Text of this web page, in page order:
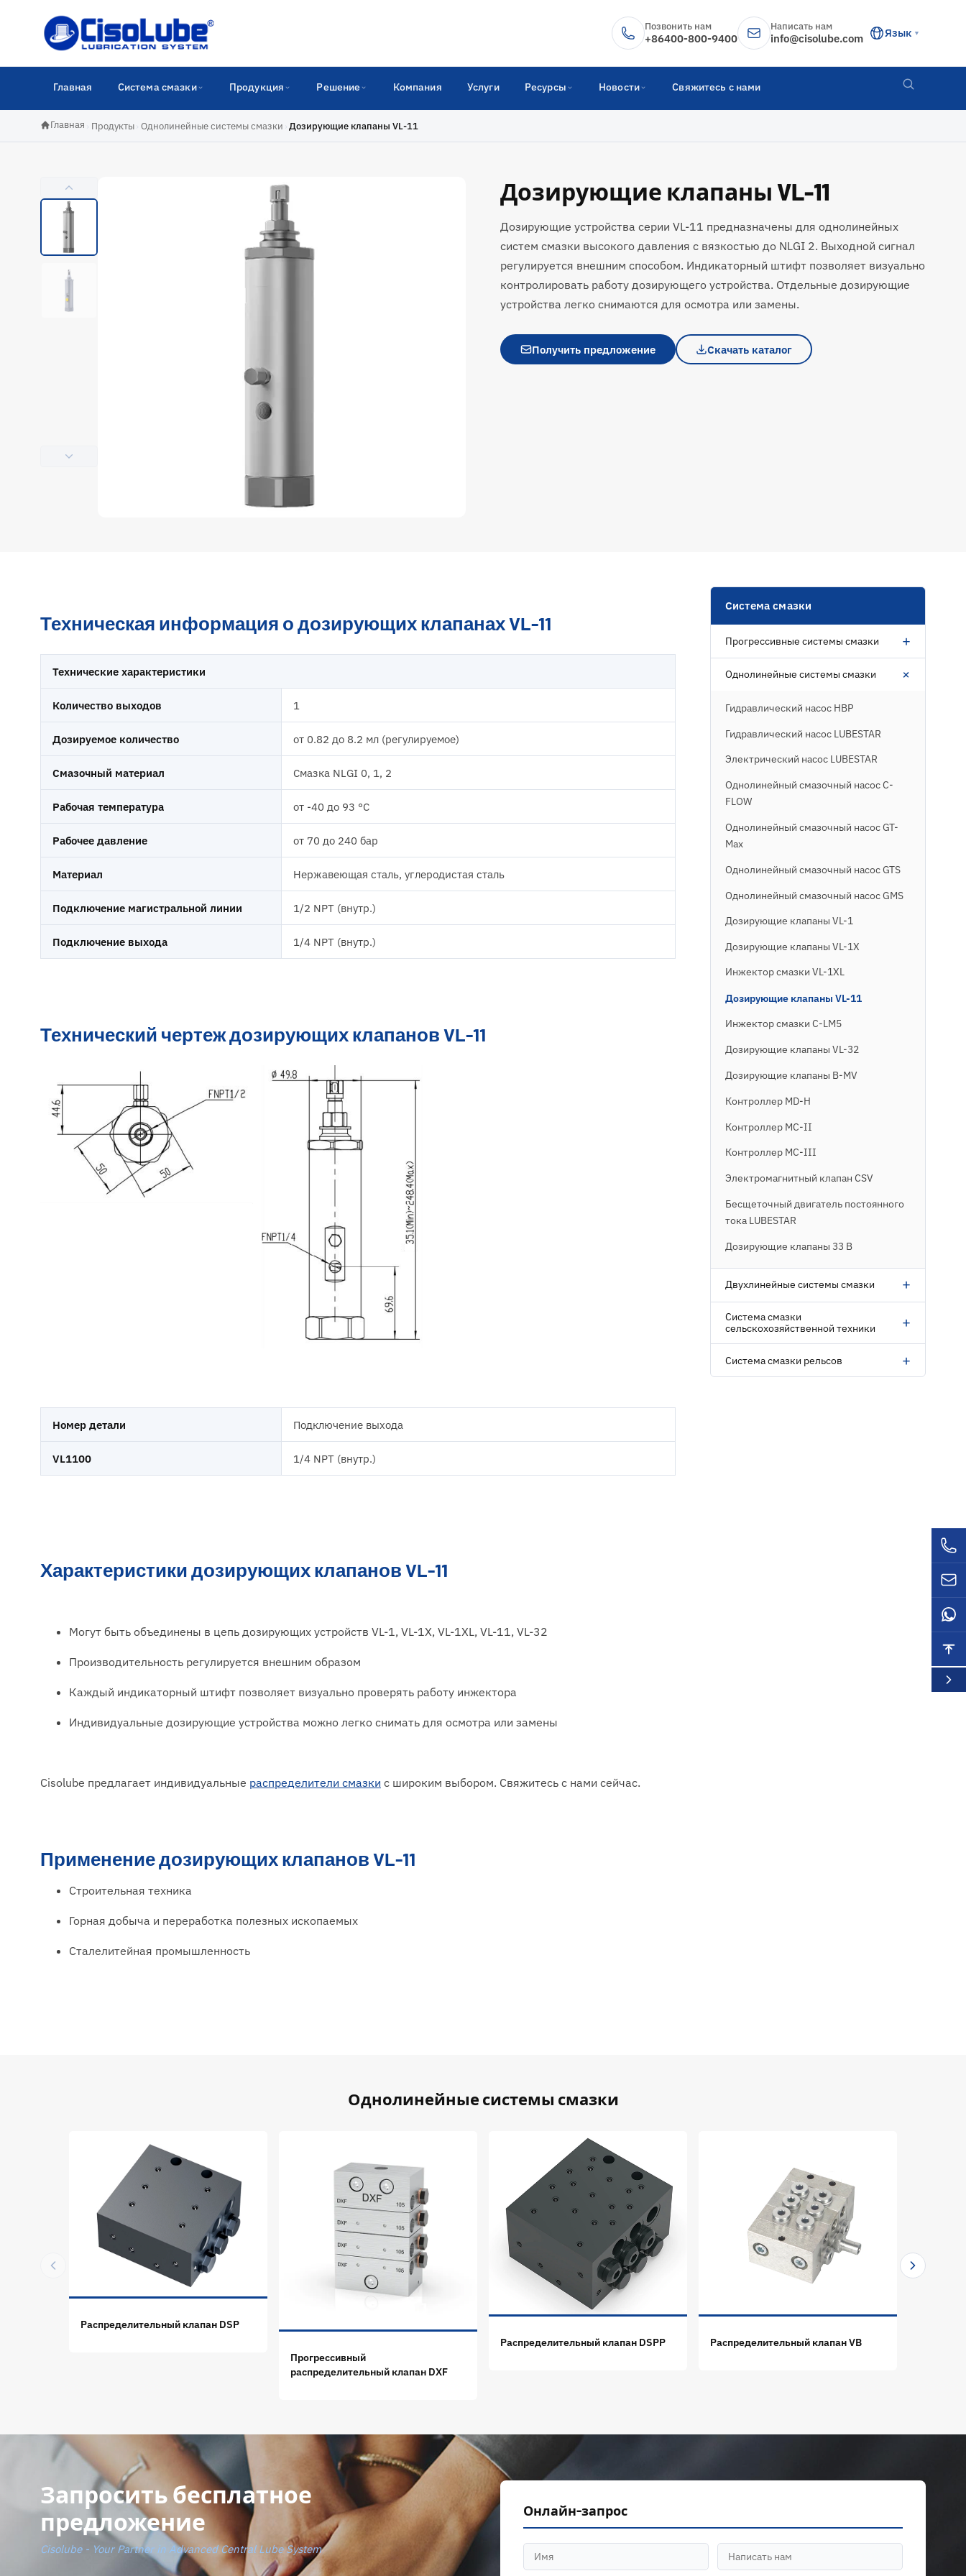
Позвонить нам
+86400-800-9400
Написать нам
info@cisolube.com Язык ▼
Главная Система смазки Продукция Решение Компания Услуги Ресурсы Новости Свяжитесь с нами
Главная Продукты Однолинейные системы смазки Дозирующие клапаны VL-11
Дозирующие клапаны VL-11
Дозирующие устройства серии VL-11 предназначены для однолинейных
систем смазки высокого давления с вязкостью до NLGI 2. Выходной сигнал
регулируется внешним способом. Индикаторный штифт позволяет визуально
контролировать работу дозирующего устройства. Отдельные дозирующие
устройства легко снимаются для осмотра или замены.
Получить предложение Скачать каталог
Техническая информация о дозирующих клапанах VL-11
Технические характеристики
Количество выходов 1
Дозируемое количество от 0.82 до 8.2 мл (регулируемое)
Смазочный материал Смазка NLGI 0, 1, 2
Рабочая температура от -40 до 93 °C
Рабочее давление от 70 до 240 бар
Материал Нержавеющая сталь, углеродистая сталь
Подключение магистральной линии 1/2 NPT (внутр.)
Подключение выхода 1/4 NPT (внутр.)
Технический чертеж дозирующих клапанов VL-11
Номер детали Подключение выхода
VL1100 1/4 NPT (внутр.)
Характеристики дозирующих клапанов VL-11
Могут быть объединены в цепь дозирующих устройств VL-1, VL-1X, VL-1XL, VL-11, VL-32
Производительность регулируется внешним образом
Каждый индикаторный штифт позволяет визуально проверять работу инжектора
Индивидуальные дозирующие устройства можно легко снимать для осмотра или замены
Cisolube предлагает индивидуальные распределители смазки с широким выбором. Свяжитесь с нами сейчас.
Применение дозирующих клапанов VL-11
Строительная техника
Горная добыча и переработка полезных ископаемых
Сталелитейная промышленность
Система смазки
Прогрессивные системы смазки +
Однолинейные системы смазки +
Гидравлический насос HBP
Гидравлический насос LUBESTAR
Электрический насос LUBESTAR
Однолинейный смазочный насос C-
FLOW
Однолинейный смазочный насос GT-
Max
Однолинейный смазочный насос GTS
Однолинейный смазочный насос GMS
Дозирующие клапаны VL-1
Дозирующие клапаны VL-1X
Инжектор смазки VL-1XL
Дозирующие клапаны VL-11
Инжектор смазки C-LM5
Дозирующие клапаны VL-32
Дозирующие клапаны B-MV
Контроллер MD-H
Контроллер MC-II
Контроллер MC-III
Электромагнитный клапан CSV
Бесщеточный двигатель постоянного
тока LUBESTAR
Дозирующие клапаны 33 В
Двухлинейные системы смазки +
Система смазки
сельскохозяйственной техники
+
Система смазки рельсов +
Однолинейные системы смазки
Распределительный клапан DSP
Прогрессивный
распределительный клапан DXF
Распределительный клапан DSPP Распределительный клапан VB
Запросить бесплатное
предложение
Cisolube - Your Partner in Advanced Central Lube System
Онлайн-запрос